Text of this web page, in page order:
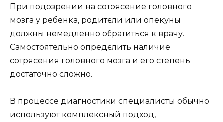
При подозрении на сотрясение головного
мозга у ребенка, родители или опекуны
должны немедленно обратиться к врачу.
Самостоятельно определить наличие
сотрясения головного мозга и его степень
достаточно сложно.
В процессе диагностики специалисты обычно
используют комплексный подход,